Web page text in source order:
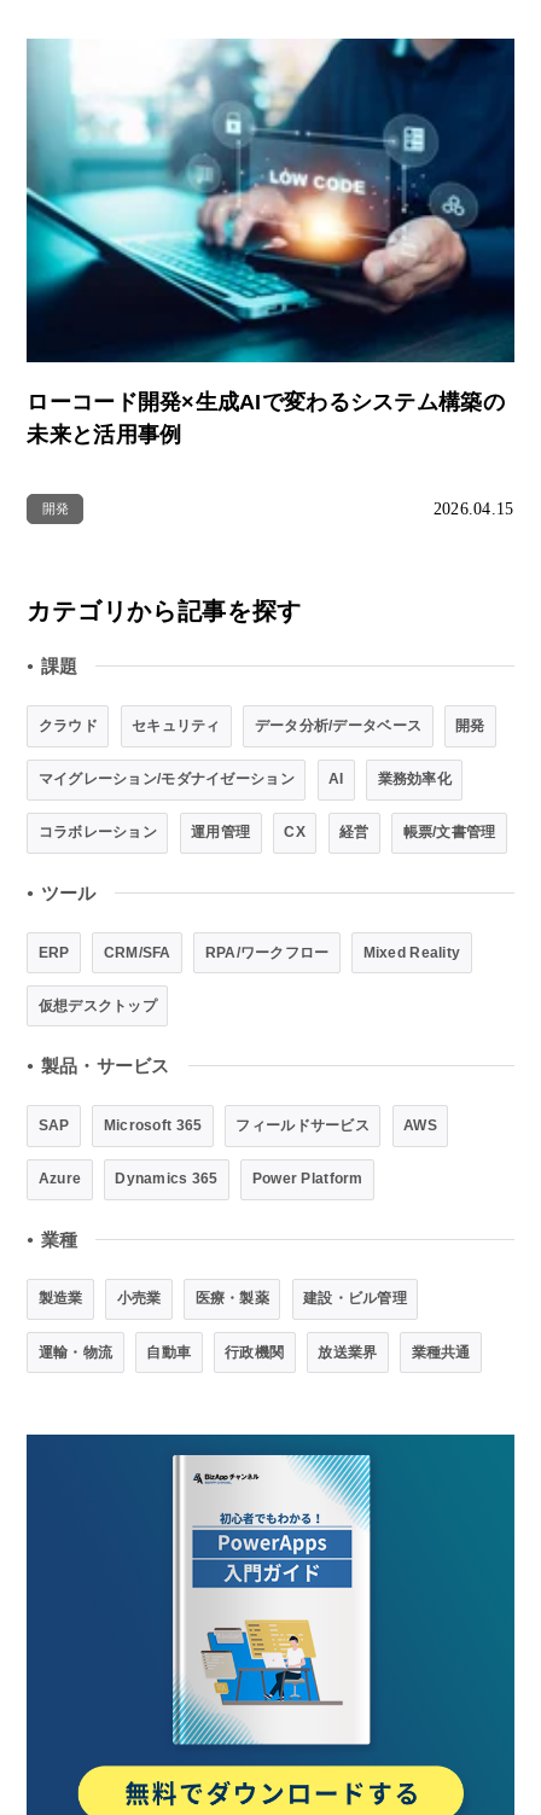
ローコード開発×生成AIで変わるシステム構築の
未来と活用事例
開発 2026.04.15
カテゴリから記事を探す
● 課題
クラウド セキュリティ データ分析/データベース 開発
マイグレーション/モダナイゼーション AI 業務効率化
コラボレーション 運用管理 CX 経営 帳票/文書管理
● ツール
ERP CRM/SFA RPA/ワークフロー Mixed Reality
仮想デスクトップ
● 製品・サービス
SAP Microsoft 365 フィールドサービス AWS
Azure Dynamics 365 Power Platform
● 業種
製造業 小売業 医療・製薬 建設・ビル管理
運輸・物流 自動車 行政機関 放送業界 業種共通